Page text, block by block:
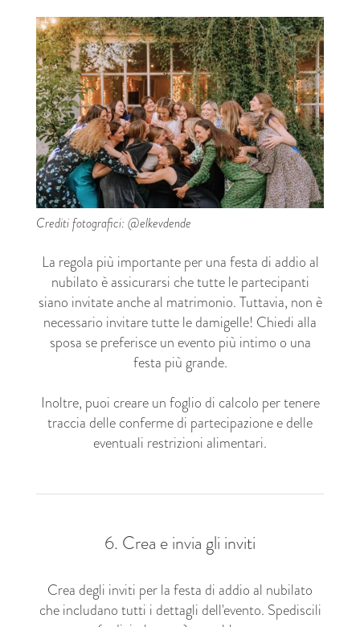
Crediti fotografici: @elkevdende
La regola più importante per una festa di addio al
nubilato è assicurarsi che tutte le partecipanti
siano invitate anche al matrimonio. Tuttavia, non è
necessario invitare tutte le damigelle! Chiedi alla
sposa se preferisce un evento più intimo o una
festa più grande.
Inoltre, puoi creare un foglio di calcolo per tenere
traccia delle conferme di partecipazione e delle
eventuali restrizioni alimentari.
6. Crea e invia gli inviti
Crea degli inviti per la festa di addio al nubilato
che includano tutti i dettagli dell'evento. Spediscili